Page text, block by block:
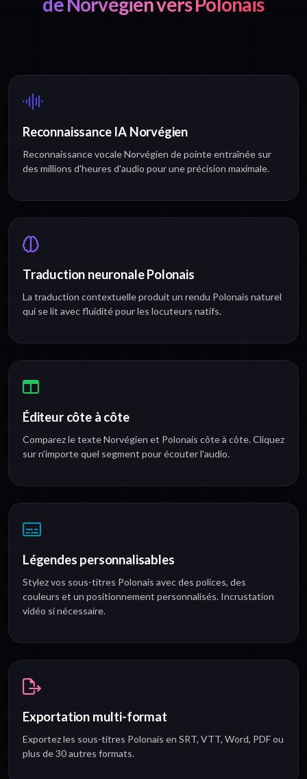
Reconnaissance IA Norvégien
Reconnaissance vocale Norvégien de pointe entraînée sur
des millions d'heures d'audio pour une précision maximale.
Traduction neuronale Polonais
La traduction contextuelle produit un rendu Polonais naturel
qui se lit avec fluidité pour les locuteurs natifs.
Éditeur côte à côte
Comparez le texte Norvégien et Polonais côte à côte. Cliquez
sur n'importe quel segment pour écouter l'audio.
Légendes personnalisables
Stylez vos sous-titres Polonais avec des polices, des
couleurs et un positionnement personnalisés. Incrustation
vidéo si nécessaire.
Exportation multi-format
Exportez les sous-titres Polonais en SRT, VTT, Word, PDF ou
plus de 30 autres formats.